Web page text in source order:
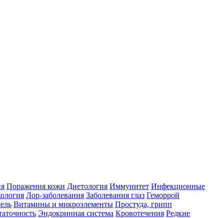
Поражения кожи Диетология Иммунитет Инфекционные
Лор-заболевания Заболевания глаз Геморрой
Витамины и микроэлементы Простуда, грипп
Эндокринная система Кровотечения Редкие